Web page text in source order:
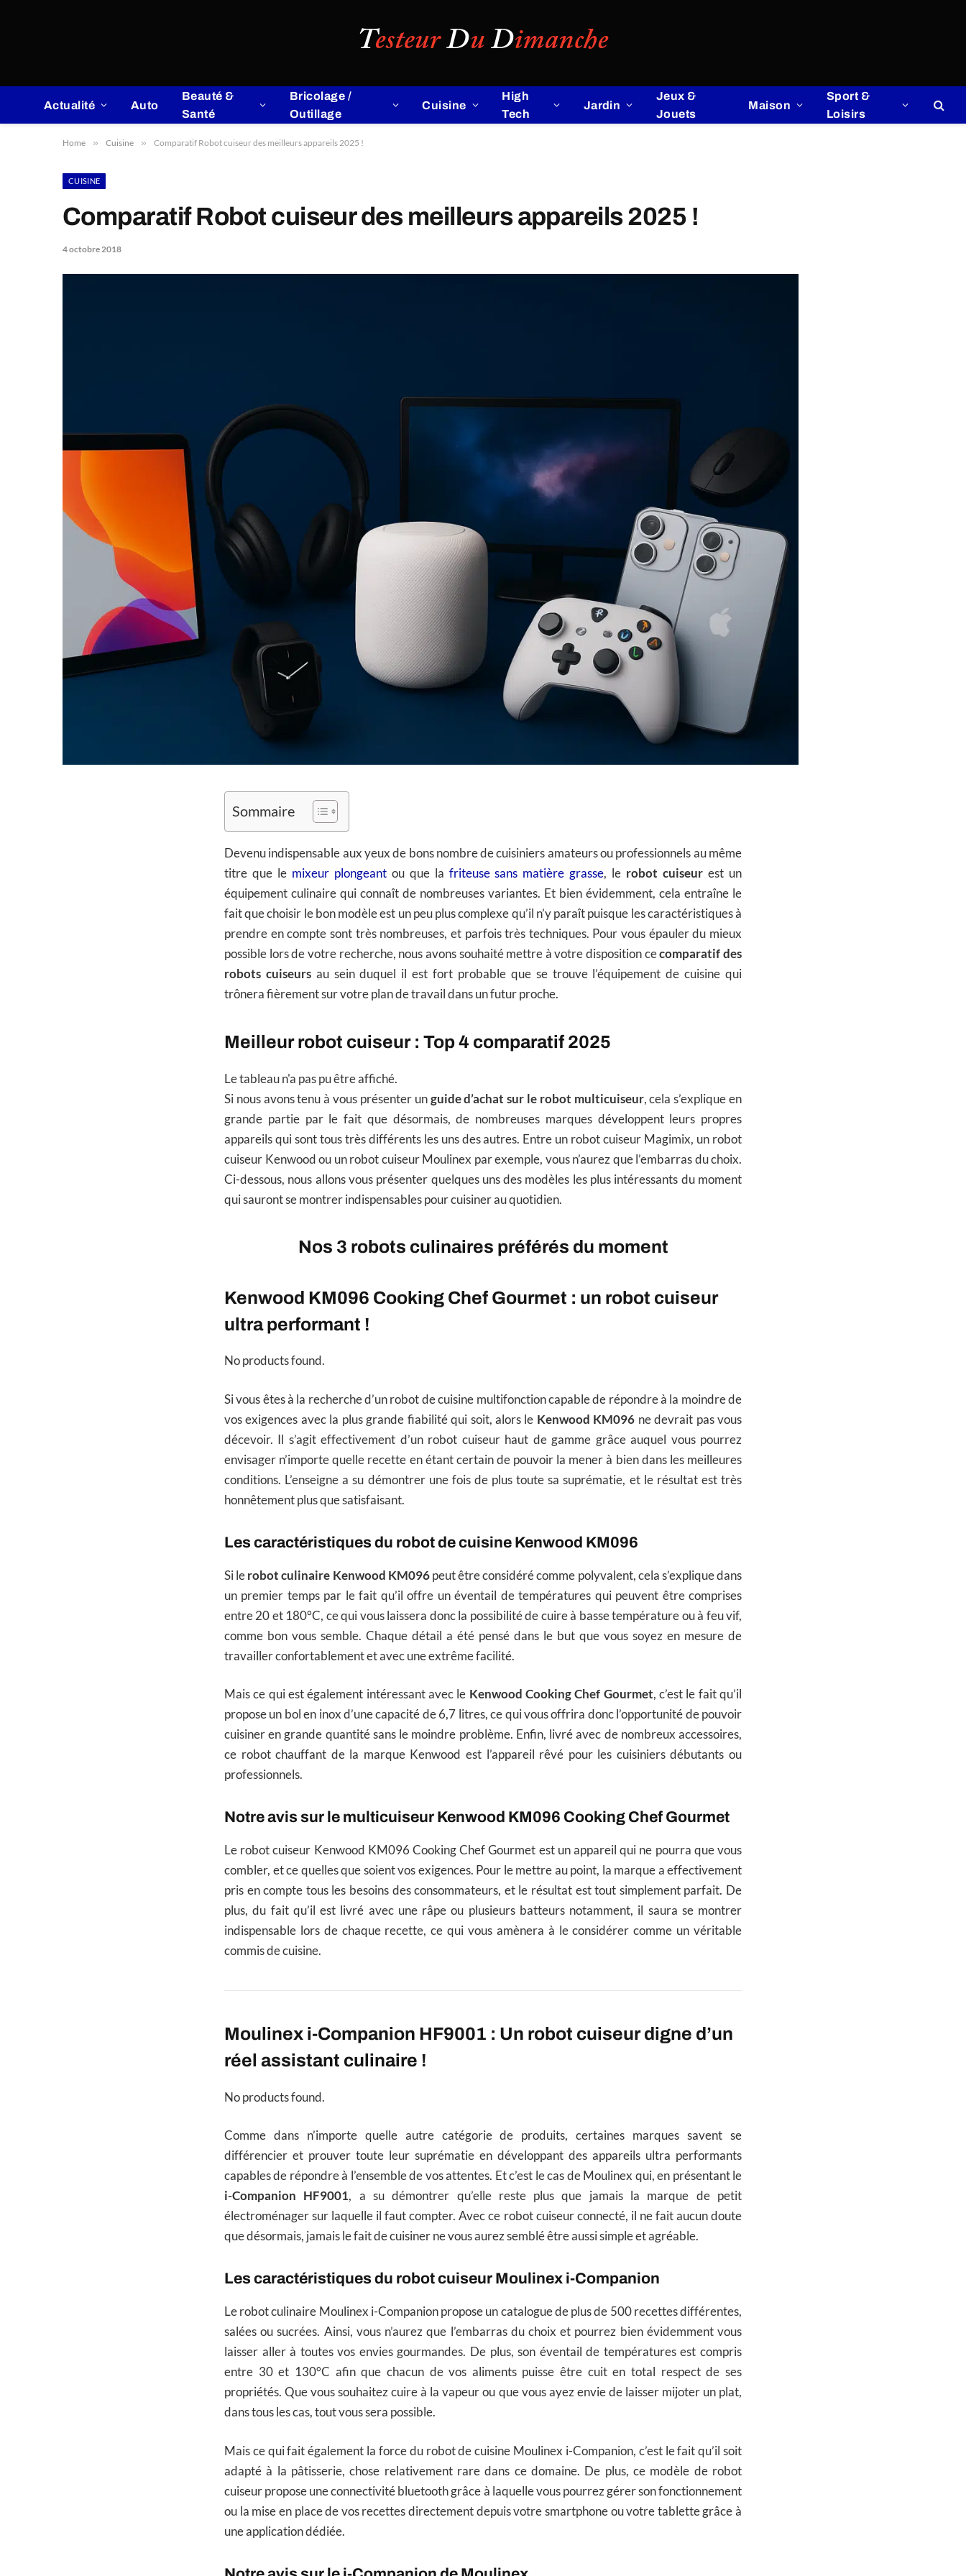
Actualité Auto
Beauté &
Santé
Bricolage /
Outillage
Cuisine
High
Tech
Jardin
Jeux &
Jouets
Maison
Sport &
Loisirs
Home » Cuisine » Comparatif Robot cuiseur des meilleurs appareils 2025 !
CUISINE
Comparatif Robot cuiseur des meilleurs appareils 2025 !
4 octobre 2018
Sommaire
Devenu indispensable aux yeux de bons nombre de cuisiniers amateurs ou professionnels au même
titre que le mixeur plongeantou que la friteuse sans matière grasse, le robot cuiseur est un
équipement culinaire qui connaît de nombreuses variantes. Et bien évidemment, cela entraîne le
fait que choisir le bon modèle est un peu plus complexe qu’il n’y paraît puisque les caractéristiques à
prendre en compte sont très nombreuses, et parfois très techniques. Pour vous épauler du mieux
possible lors de votre recherche, nous avons souhaité mettre à votre disposition cecomparatif des
robots cuiseursau sein duquel il est fort probable que se trouve l’équipement de cuisine qui
trônera fièrement sur votre plan de travail dans un futur proche.
Meilleur robot cuiseur : Top 4 comparatif 2025
Le tableau n'a pas pu être affiché.
Si nous avons tenu à vous présenter un guide d’achat sur le robot multicuiseur, cela s’explique en
grande partie par le fait que désormais, de nombreuses marques développent leurs propres
appareils qui sont tous très différents les uns des autres. Entre un robot cuiseur Magimix, un robot
cuiseur Kenwood ou un robot cuiseur Moulinex par exemple, vous n’aurez que l’embarras du choix.
Ci-dessous, nous allons vous présenter quelques uns des modèles les plus intéressants du moment
qui sauront se montrer indispensables pour cuisiner au quotidien.
Nos 3 robots culinaires préférés du moment
Kenwood KM096 Cooking Chef Gourmet : un robot cuiseur
ultra performant !
No products found.
Si vous êtes à la recherche d’un robot de cuisine multifonction capable de répondre à la moindre de
vos exigences avec la plus grande fiabilité qui soit, alors le Kenwood KM096 ne devrait pas vous
décevoir. Il s’agit effectivement d’un robot cuiseur haut de gamme grâce auquel vous pourrez
envisager n’importe quelle recette en étant certain de pouvoir la mener à bien dans les meilleures
conditions. L’enseigne a su démontrer une fois de plus toute sa suprématie, et le résultat est très
honnêtement plus que satisfaisant.
Les caractéristiques du robot de cuisine Kenwood KM096
Si le robot culinaire Kenwood KM096peut être considéré comme polyvalent, cela s’explique dans
un premier temps par le fait qu’il offre un éventail de températures qui peuvent être comprises
entre 20 et 180°C, ce qui vous laissera donc la possibilité de cuire à basse température ou à feu vif,
comme bon vous semble. Chaque détail a été pensé dans le but que vous soyez en mesure de
travailler confortablement et avec une extrême facilité.
Mais ce qui est également intéressant avec le Kenwood Cooking Chef Gourmet, c’est le fait qu’il
propose un bol en inox d’une capacité de 6,7 litres, ce qui vous offrira donc l’opportunité de pouvoir
cuisiner en grande quantité sans le moindre problème. Enfin, livré avec de nombreux accessoires,
ce robot chauffant de la marque Kenwood est l’appareil rêvé pour les cuisiniers débutants ou
professionnels.
Notre avis sur le multicuiseur Kenwood KM096 Cooking Chef Gourmet
Le robot cuiseur Kenwood KM096 Cooking Chef Gourmet est un appareil qui ne pourra que vous
combler, et ce quelles que soient vos exigences. Pour le mettre au point, la marque a effectivement
pris en compte tous les besoins des consommateurs, et le résultat est tout simplement parfait. De
plus, du fait qu’il est livré avec une râpe ou plusieurs batteurs notamment, il saura se montrer
indispensable lors de chaque recette, ce qui vous amènera à le considérer comme un véritable
commis de cuisine.
Moulinex i-Companion HF9001 : Un robot cuiseur digne d’un
réel assistant culinaire !
No products found.
Comme dans n’importe quelle autre catégorie de produits, certaines marques savent se
différencier et prouver toute leur suprématie en développant des appareils ultra performants
capables de répondre à l’ensemble de vos attentes. Et c’est le cas de Moulinex qui, en présentant le
i-Companion HF9001, a su démontrer qu’elle reste plus que jamais la marque de petit
électroménager sur laquelle il faut compter. Avec ce robot cuiseur connecté, il ne fait aucun doute
que désormais, jamais le fait de cuisiner ne vous aurez semblé être aussi simple et agréable.
Les caractéristiques du robot cuiseur Moulinex i-Companion
Le robot culinaire Moulinex i-Companion propose un catalogue de plus de 500 recettes différentes,
salées ou sucrées. Ainsi, vous n’aurez que l’embarras du choix et pourrez bien évidemment vous
laisser aller à toutes vos envies gourmandes. De plus, son éventail de températures est compris
entre 30 et 130°C afin que chacun de vos aliments puisse être cuit en total respect de ses
propriétés. Que vous souhaitez cuire à la vapeur ou que vous ayez envie de laisser mijoter un plat,
dans tous les cas, tout vous sera possible.
Mais ce qui fait également la force du robot de cuisine Moulinex i-Companion, c’est le fait qu’il soit
adapté à la pâtisserie, chose relativement rare dans ce domaine. De plus, ce modèle de robot
cuiseur propose une connectivité bluetooth grâce à laquelle vous pourrez gérer son fonctionnement
ou la mise en place de vos recettes directement depuis votre smartphone ou votre tablette grâce à
une application dédiée.